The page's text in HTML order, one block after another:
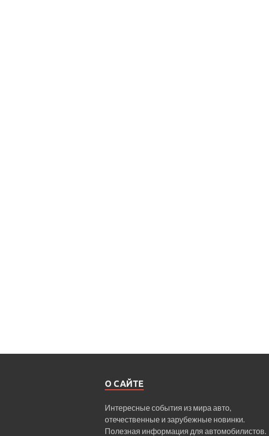
О САЙТЕ
Интересные события из мира авто,
отечественные и зарубежные новинки.
Полезная информация для автомобилистов.